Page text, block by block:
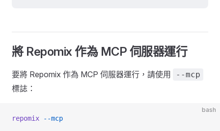
將 Repomix 作為 MCP 伺服器運行
要將 Repomix 作為 MCP 伺服器運行，請使用 --mcp
標誌：
bash
repomix --mcp